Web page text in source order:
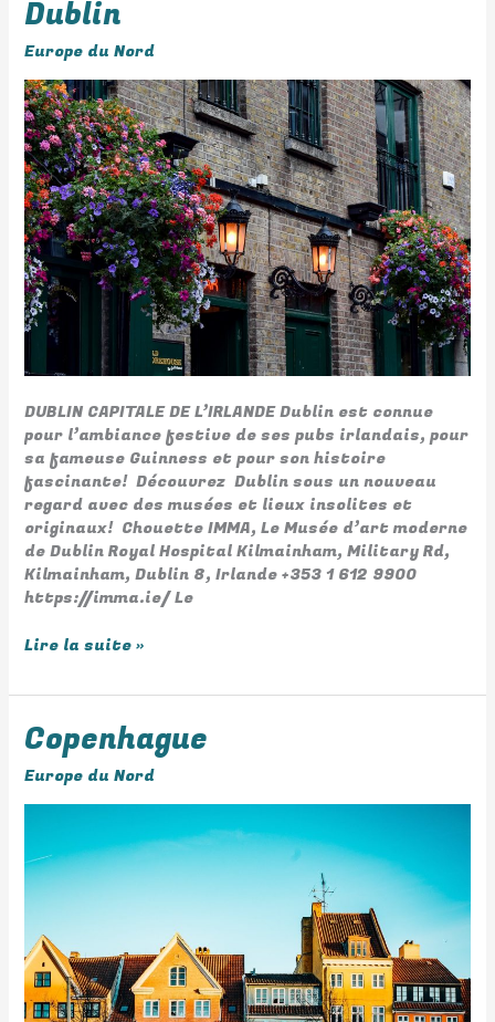
Dublin
Europe du Nord
DUBLIN CAPITALE DE L’IRLANDE Dublin est connue
pour l’ambiance festive de ses pubs irlandais, pour
sa fameuse Guinness et pour son histoire
fascinante! Découvrez Dublin sous un nouveau
regard avec des musées et lieux insolites et
originaux! Chouette IMMA, Le Musée d’art moderne
de Dublin Royal Hospital Kilmainham, Military Rd,
Kilmainham, Dublin 8, Irlande +353 1 612 9900
https://imma.ie/ Le
Dublin
Lire la suite »
Copenhague
Europe du Nord
Copenhague